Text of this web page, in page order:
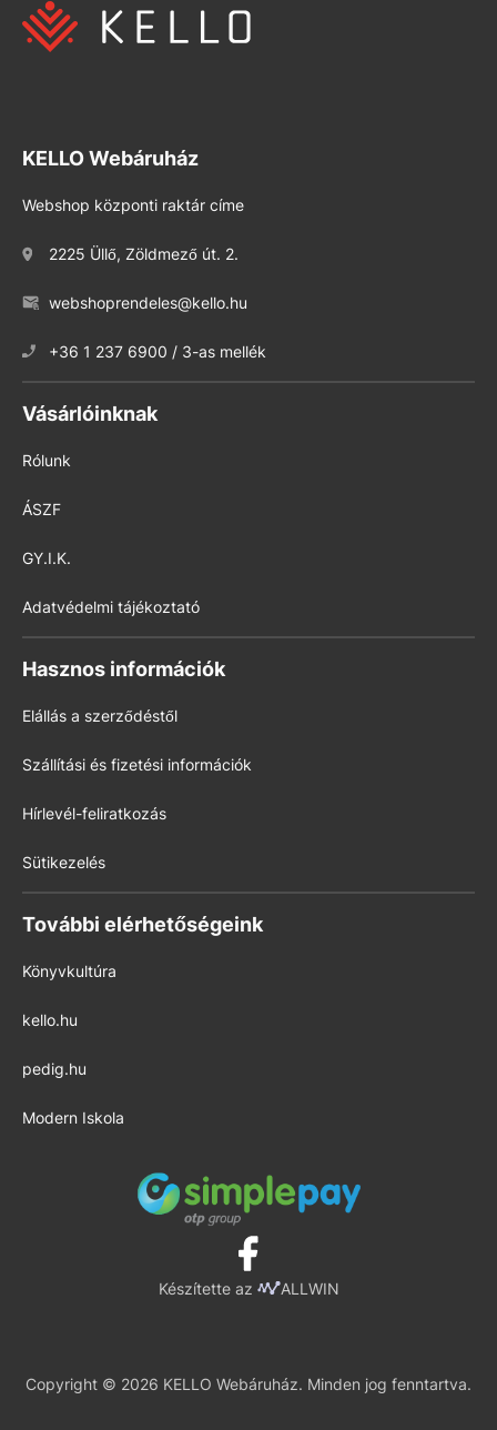
KELLO Webáruház
Webshop központi raktár címe
2225 Üllő, Zöldmező út. 2.
webshoprendeles@kello.hu
+36 1 237 6900 / 3-as mellék
Vásárlóinknak
Rólunk
ÁSZF
GY.I.K.
Adatvédelmi tájékoztató
Hasznos információk
Elállás a szerződéstől
Szállítási és fizetési információk
Hírlevél-feliratkozás
Sütikezelés
További elérhetőségeink
Könyvkultúra
kello.hu
pedig.hu
Modern Iskola
Készítette az ALLWIN
Copyright © 2026 KELLO Webáruház. Minden jog fenntartva.